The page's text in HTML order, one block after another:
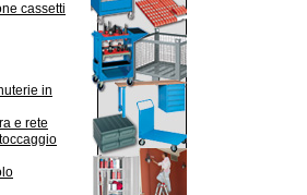
cassetti
in
e rete